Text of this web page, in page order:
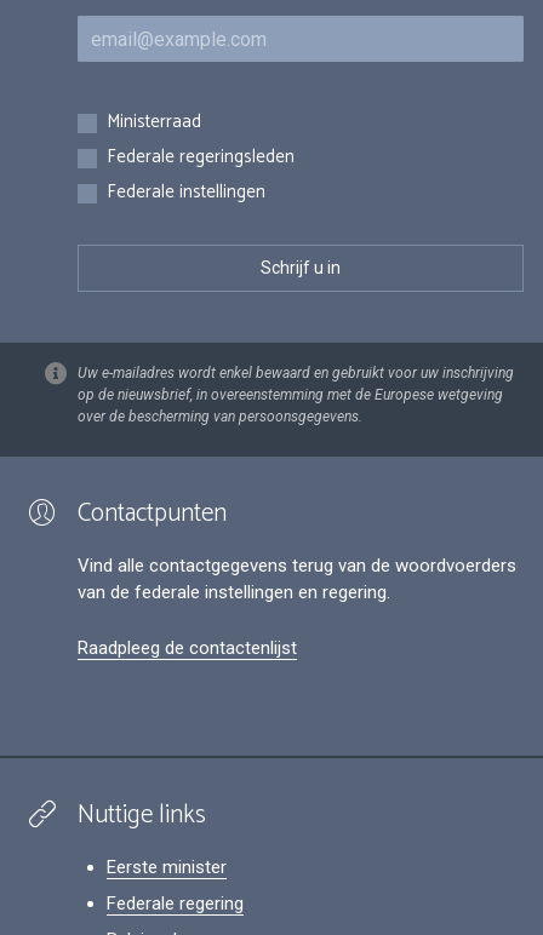
E-mail
Inschrijvingen
Ministerraad
Federale regeringsleden
Federale instellingen
Uw e-mailadres wordt enkel bewaard en gebruikt voor uw inschrijving
op de nieuwsbrief, in overeenstemming met de Europese wetgeving
over de bescherming van persoonsgegevens.
Contactpunten
Vind alle contactgegevens terug van de woordvoerders
van de federale instellingen en regering.
Raadpleeg de contactenlijst
Nuttige links
Eerste minister
Federale regering